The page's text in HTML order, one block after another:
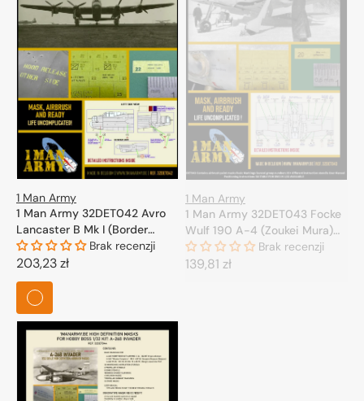
1 Man Army
1 Man Army 32DET042 Avro
Lancaster B Mk I (Border
Model) 1/32
Brak recenzji
Cena
regularna
203,23 zł
1 Man Army
1 Man Army 32DET043 Focke
Wulf 190 A-4 (Zoukei Mura)
1/32
Brak recenzji
Cena
139,81 zł